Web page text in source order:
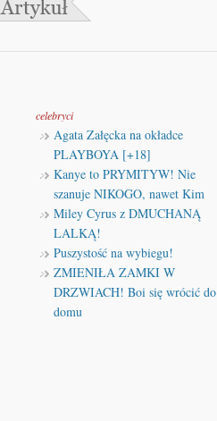
celebryci
Agata Załęcka na okładce
PLAYBOYA [+18]
Kanye to PRYMITYW! Nie
szanuje NIKOGO, nawet Kim
Miley Cyrus z DMUCHANĄ
LALKĄ!
Puszystość na wybiegu!
ZMIENIŁA ZAMKI W
DRZWIACH! Boi się wrócić do
domu